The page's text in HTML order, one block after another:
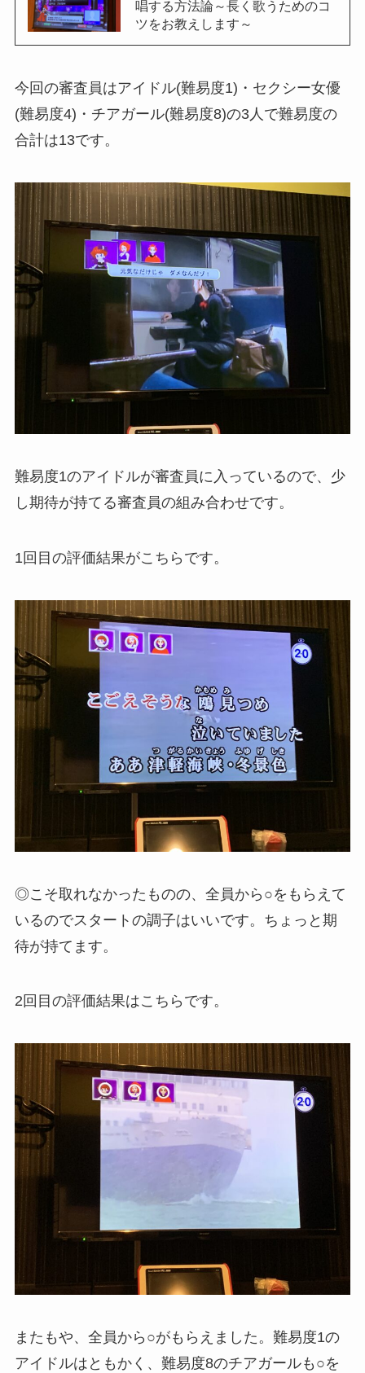
唱する方法論～長く歌うためのコ
ツをお教えします～
今回の審査員はアイドル(難易度1)・セクシー女優
(難易度4)・チアガール(難易度8)の3人で難易度の
合計は13です。
難易度1のアイドルが審査員に入っているので、少
し期待が持てる審査員の組み合わせです。
1回目の評価結果がこちらです。
◎こそ取れなかったものの、全員から○をもらえて
いるのでスタートの調子はいいです。ちょっと期
待が持てます。
2回目の評価結果はこちらです。
またもや、全員から○がもらえました。難易度1の
アイドルはともかく、難易度8のチアガールも○を